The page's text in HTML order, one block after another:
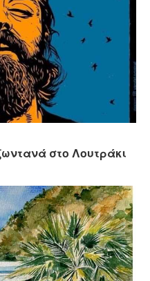
στο Λουτράκι